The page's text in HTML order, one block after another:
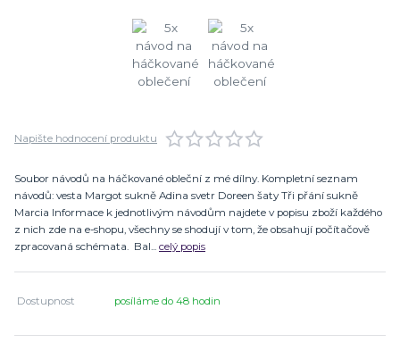
Napište hodnocení produktu
Soubor návodů na háčkované obleční z mé dílny. Kompletní seznam
návodů: vesta Margot sukně Adina svetr Doreen šaty Tři přání sukně
Marcia Informace k jednotlivým návodům najdete v popisu zboží každého
z nich zde na e-shopu, všechny se shodují v tom, že obsahují počítačově
zpracovaná schémata. Bal... celý popis
Dostupnost posíláme do 48 hodin